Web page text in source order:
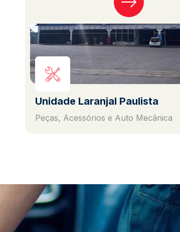
Unidade Laranjal Paulista
Peças, Acessórios e Auto Mecânica